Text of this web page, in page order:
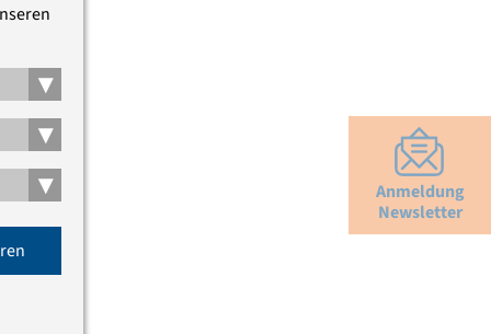
Anmeldung
Newsletter
▾
▾
▾